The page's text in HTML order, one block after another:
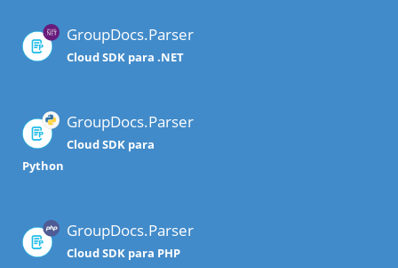
GroupDocs.Parser
Cloud SDK para .NET
GroupDocs.Parser
Cloud SDK para
Python
GroupDocs.Parser
Cloud SDK para PHP